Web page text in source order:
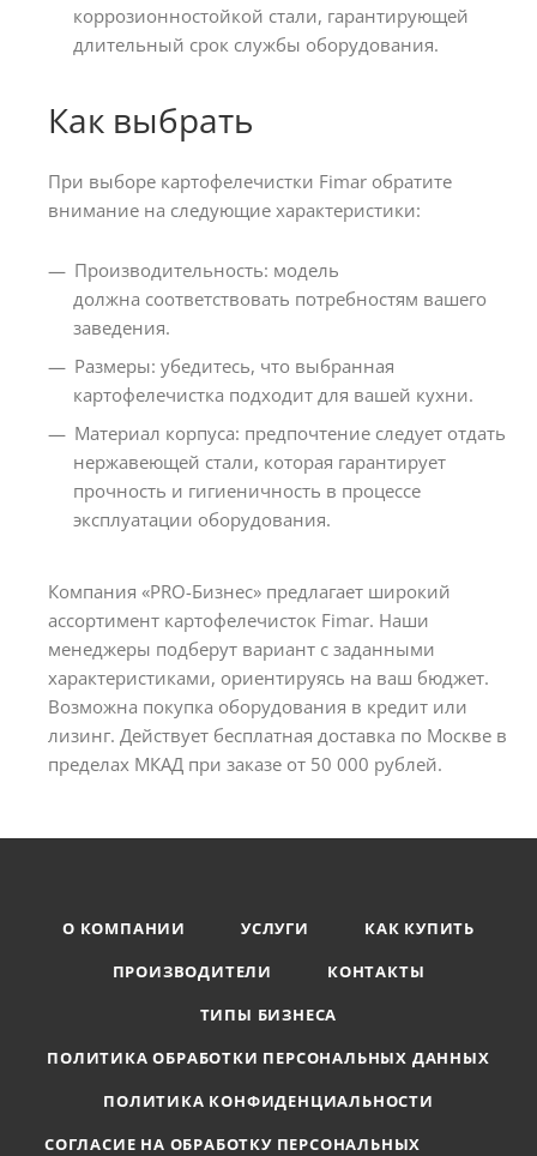
коррозионностойкой стали, гарантирующей
длительный срок службы оборудования.
Как выбрать
При выборе картофелечистки Fimar обратите
внимание на следующие характеристики:
Производительность: модель
должна соответствовать потребностям вашего
заведения.
Размеры: убедитесь, что выбранная
картофелечистка подходит для вашей кухни.
Материал корпуса: предпочтение следует отдать
нержавеющей стали, которая гарантирует
прочность и гигиеничность в процессе
эксплуатации оборудования.
Компания «PRO-Бизнес» предлагает широкий
ассортимент картофелечисток Fimar. Наши
менеджеры подберут вариант с заданными
характеристиками, ориентируясь на ваш бюджет.
Возможна покупка оборудования в кредит или
лизинг. Действует бесплатная доставка по Москве в
пределах МКАД при заказе от 50 000 рублей.
О КОМПАНИИ УСЛУГИ
КАК КУПИТЬ
ПРОИЗВОДИТЕЛИ
КОНТАКТЫ
ТИПЫ БИЗНЕСА
ПОЛИТИКА ОБРАБОТКИ ПЕРСОНАЛЬНЫХ ДАННЫХ
ПОЛИТИКА КОНФИДЕНЦИАЛЬНОСТИ
СОГЛАСИЕ НА ОБРАБОТКУ ПЕРСОНАЛЬНЫХ